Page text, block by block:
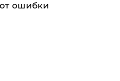
ошибки